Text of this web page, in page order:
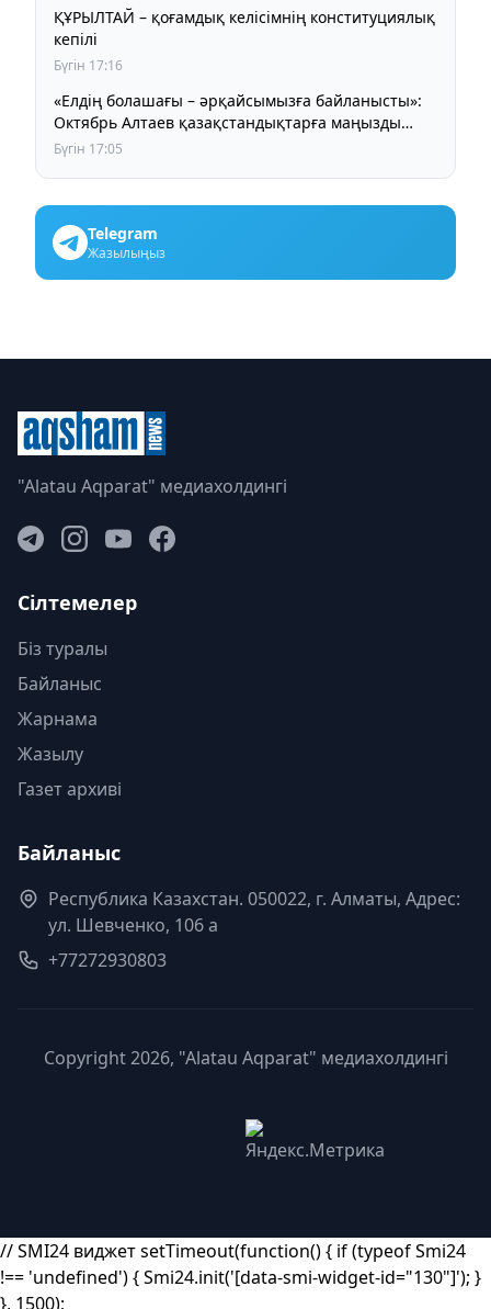
ҚҰРЫЛТАЙ – қоғамдық келісімнің конституциялық
кепілі
Бүгін 17:16
«Елдің болашағы – әрқайсымызға байланысты»:
Октябрь Алтаев қазақстандықтарға маңызды
үндеу жасады
Бүгін 17:05
Telegram
Жазылыңыз
"Alatau Aqparat" медиахолдингі
Сілтемелер
Біз туралы
Байланыс
Жарнама
Жазылу
Газет архиві
Байланыс
Республика Казахстан. 050022, г. Алматы, Адрес:
ул. Шевченко, 106 а
+77272930803
Copyright 2026, "Alatau Aqparat" медиахолдингі
// SMI24 виджет setTimeout(function() { if (typeof Smi24
!== 'undefined') { Smi24.init('[data-smi-widget-id="130"]'); }
}, 1500);